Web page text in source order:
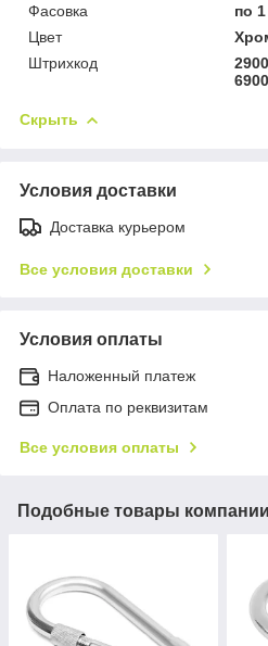
Фасовка
по
Цвет
Штрихкод
Скрыть
Условия доставки
Доставка курьером
Все условия доставки
Условия оплаты
Наложенный платеж
Оплата по реквизитам
Все условия оплаты
Подобные товары компании